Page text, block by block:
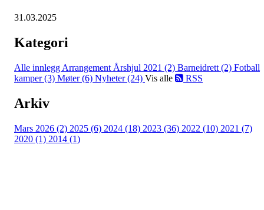
31.03.2025
Kategori
Alle innlegg Arrangement Årshjul 2021 (2) Barneidrett (2) Fotball
kamper (3) Møter (6) Nyheter (24) Vis alle RSS
Arkiv
Mars 2026 (2) 2025 (6) 2024 (18) 2023 (36) 2022 (10) 2021 (7)
2020 (1) 2014 (1)